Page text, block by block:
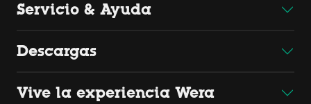
Servicio & Ayuda
Descargas
Vive la experiencia Wera